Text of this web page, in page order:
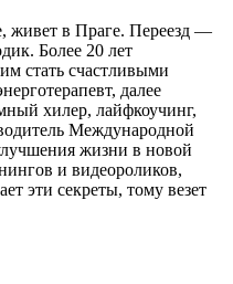
живет в Праге. Переезд —
Более 20 лет
стать счастливыми
далее
хилер, лайфкоучинг,
Международной
жизни в новой
и видеороликов,
эти секреты, тому везет